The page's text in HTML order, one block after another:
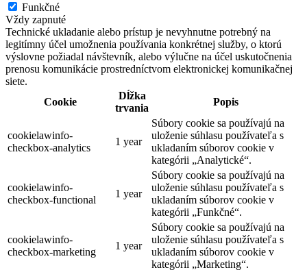
Funkčné
Vždy zapnuté
Technické ukladanie alebo prístup je nevyhnutne potrebný na
legitímny účel umožnenia používania konkrétnej služby, o ktorú
výslovne požiadal návštevník, alebo výlučne na účel uskutočnenia
prenosu komunikácie prostredníctvom elektronickej komunikačnej
siete.
Cookie
Dĺžka
trvania
Popis
cookielawinfo-
checkbox-analytics
1 year
Súbory cookie sa používajú na
uloženie súhlasu používateľa s
ukladaním súborov cookie v
kategórii „Analytické“.
cookielawinfo-
checkbox-functional
1 year
Súbory cookie sa používajú na
uloženie súhlasu používateľa s
ukladaním súborov cookie v
kategórii „Funkčné“.
cookielawinfo-
checkbox-marketing
1 year
Súbory cookie sa používajú na
uloženie súhlasu používateľa s
ukladaním súborov cookie v
kategórii „Marketing“.